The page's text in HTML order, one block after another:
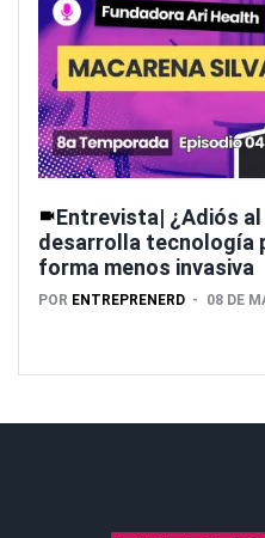
Entrevista| ¿Adiós al
desarrolla tecnología
forma menos invasiva
POR ENTREPRENERD 08 DE